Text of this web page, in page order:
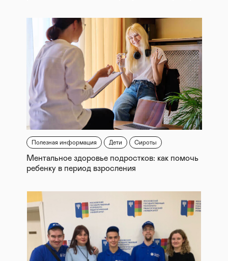
Полезная информация Дети Сироты
Ментальное здоровье подростков: как помочь
ребенку в период взросления